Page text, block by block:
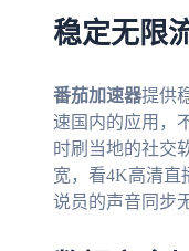
稳定无限
番茄加速器提供
速国内的应用，
时刷当地的社交
宽，看4K高清直
说员的声音同步